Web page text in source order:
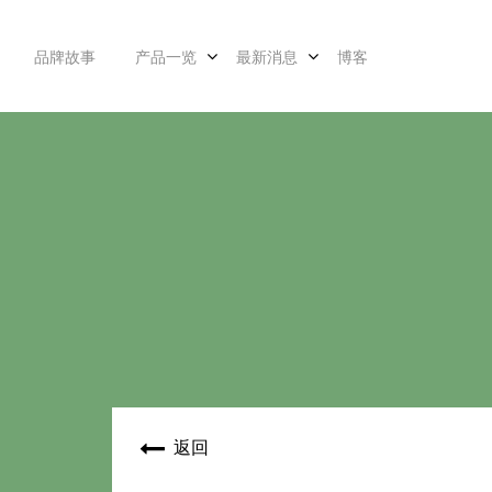
品牌故事 产品一览 最新消息 博客
返回